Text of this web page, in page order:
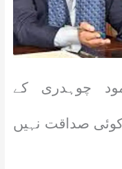
چوہدری کے
صداقت نہیں